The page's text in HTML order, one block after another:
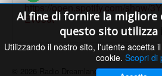
https://open.spotify.com/show/
Ev03dt
Al fine di fornire la migliore
questo sito utilizza
Utilizzando il nostro sito, l'utente accetta
cookie. Scopri di
© 2026 Radio Dreamland - Licenza SIAE n.